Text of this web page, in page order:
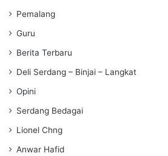
Pemalang
Guru
Berita Terbaru
Deli Serdang – Binjai – Langkat
Opini
Serdang Bedagai
Lionel Chng
Anwar Hafid